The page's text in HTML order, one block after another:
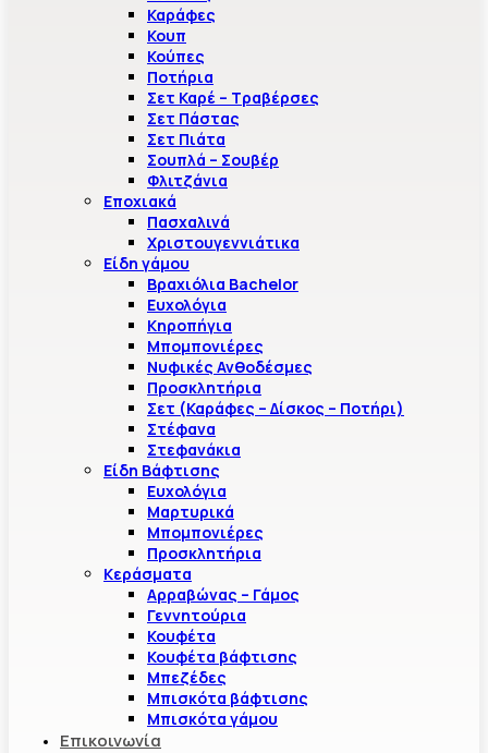
Καράφες
Κουπ
Κούπες
Ποτήρια
Σετ Καρέ – Τραβέρσες
Σετ Πάστας
Σετ Πιάτα
Σουπλά – Σουβέρ
Φλιτζάνια
Εποχιακά
Πασχαλινά
Χριστουγεννιάτικα
Είδη γάμου
Βραχιόλια Bachelor
Ευχολόγια
Κηροπήγια
Μπομπονιέρες
Νυφικές Ανθοδέσμες
Προσκλητήρια
Σετ (Καράφες – Δίσκος – Ποτήρι)
Στέφανα
Στεφανάκια
Είδη Βάφτισης
Ευχολόγια
Μαρτυρικά
Μπομπονιέρες
Προσκλητήρια
Κεράσματα
Αρραβώνας – Γάμος
Γεννητούρια
Κουφέτα
Κουφέτα βάφτισης
Μπεζέδες
Μπισκότα βάφτισης
Μπισκότα γάμου
Επικοινωνία